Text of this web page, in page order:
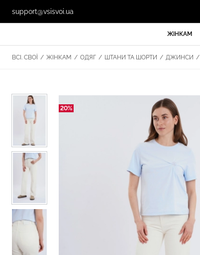
support@vsisvoi.ua
ЖІНКАМ
ВСІ. СВОЇ / ЖІНКАМ / ОДЯГ / ШТАНИ ТА ШОРТИ / ДЖИНСИ /
20%